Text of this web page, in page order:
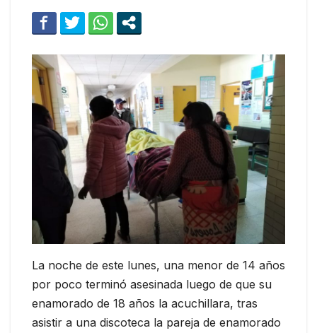
La noche de este lunes, una menor de 14 años
por poco terminó asesinada luego de que su
enamorado de 18 años la acuchillara, tras
asistir a una discoteca la pareja de enamorado